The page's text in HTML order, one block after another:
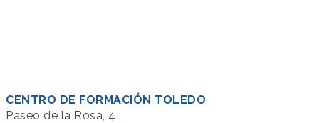
CENTRO DE FORMACIÓN TOLEDO
Paseo de la Rosa, 4